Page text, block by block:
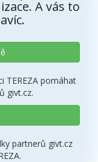
A vás to
TEREZA pomáhat
givt.cz.
partnerů givt.cz